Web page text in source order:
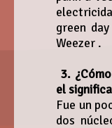
green
Weezer .
3.
el
Fue un
dos